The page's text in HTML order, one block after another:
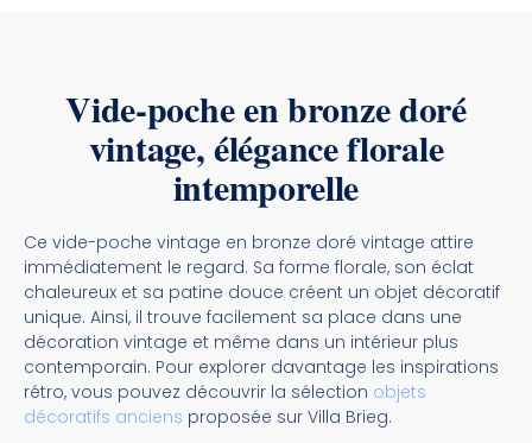
Vide-poche en bronze doré
vintage, élégance florale
intemporelle
Ce vide-poche vintage en bronze doré vintage attire
immédiatement le regard. Sa forme florale, son éclat
chaleureux et sa patine douce créent un objet décoratif
unique. Ainsi, il trouve facilement sa place dans une
décoration vintage et même dans un intérieur plus
contemporain. Pour explorer davantage les inspirations
rétro, vous pouvez découvrir la sélection objets
décoratifs anciens proposée sur Villa Brieg.